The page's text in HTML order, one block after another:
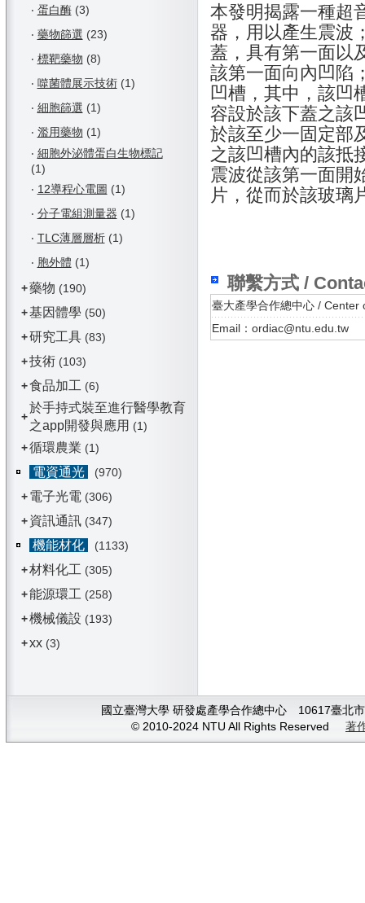
‧ 蛋白酶(3)
‧ 藥物篩選 (23)
‧ 標靶藥物 (8)
‧ 噬菌體展示技術(1)
‧ 細胞篩選 (1)
‧ 濫用藥物 (1)
‧ 細胞外泌體蛋白生物標記
(1)
‧ 12導程心電圖 (1)
‧ 分子電組測量器 (1)
‧ TLC薄層層析(1)
‧ 胞外體 (1)
+藥物 (190)
+基因體學 (50)
+研究工具(83)
+技術(103)
+食品加工 (6)
+
於手持式裝至進行醫學教育
之app開發與應用 (1)
+循環農業 (1)
電資通光
(970)
+ 電子光電 (306)
+ 資訊通訊(347)
機能材化
(1133)
+材料化工 (305)
+能源環工 (258)
+機械儀設 (193)
+xx(3)
本發明揭露一種超
器，用以產生震波
蓋，具有第一面以
該第一面向內凹陷
凹槽，其中，該凹
容設於該下蓋之該
於該至少一固定部
之該凹槽內的該抵
震波從該第一面開
片，從而於該玻璃
聯繫方式 /
臺大產學合作總中心 /
Email：ordiac@ntu.edu.tw
國立臺灣大學 研發處產學合作總中心 10617臺
© 2010-2024 NTU All Rights Reserved 著